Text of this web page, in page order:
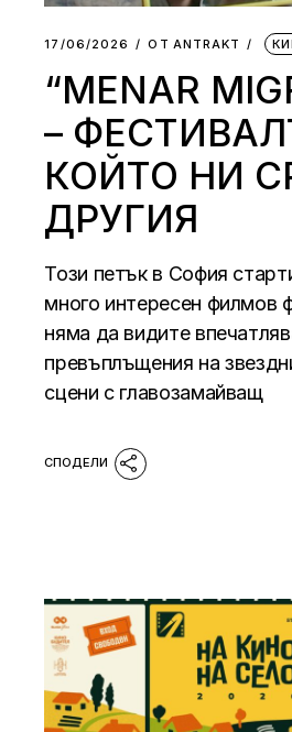
17/06/2026 ОТ АNTRAKT
“MENAR
–
КОЙТО НИ
ДРУГИЯ
Този петък в София
много интересен филмов
няма да видите
превъплъщения на
сцени с главозамайващ